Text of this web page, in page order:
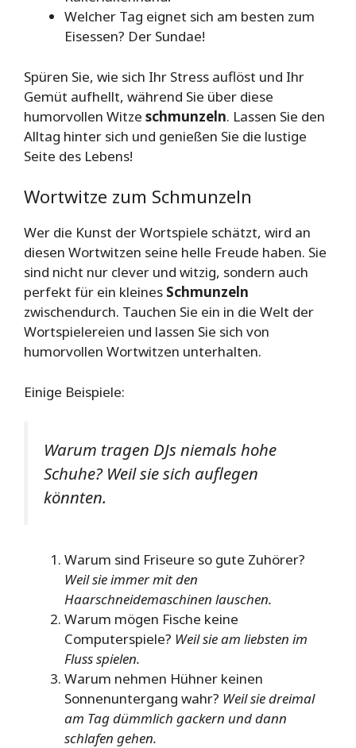
Welcher Tag eignet sich am besten zum
Eisessen? Der Sundae!
Spüren Sie, wie sich Ihr Stress auflöst und Ihr
Gemüt aufhellt, während Sie über diese
humorvollen Witze schmunzeln. Lassen Sie den
Alltag hinter sich und genießen Sie die lustige
Seite des Lebens!
Wortwitze zum Schmunzeln
Wer die Kunst der Wortspiele schätzt, wird an
diesen Wortwitzen seine helle Freude haben. Sie
sind nicht nur clever und witzig, sondern auch
perfekt für ein kleines Schmunzeln
zwischendurch. Tauchen Sie ein in die Welt der
Wortspielereien und lassen Sie sich von
humorvollen Wortwitzen unterhalten.
Einige Beispiele:
Warum tragen DJs niemals hohe
Schuhe? Weil sie sich auflegen
könnten.
Warum sind Friseure so gute Zuhörer?
Weil sie immer mit den
Haarschneidemaschinen lauschen.
Warum mögen Fische keine
Computerspiele? Weil sie am liebsten im
Fluss spielen.
Warum nehmen Hühner keinen
Sonnenuntergang wahr? Weil sie dreimal
am Tag dümmlich gackern und dann
schlafen gehen.